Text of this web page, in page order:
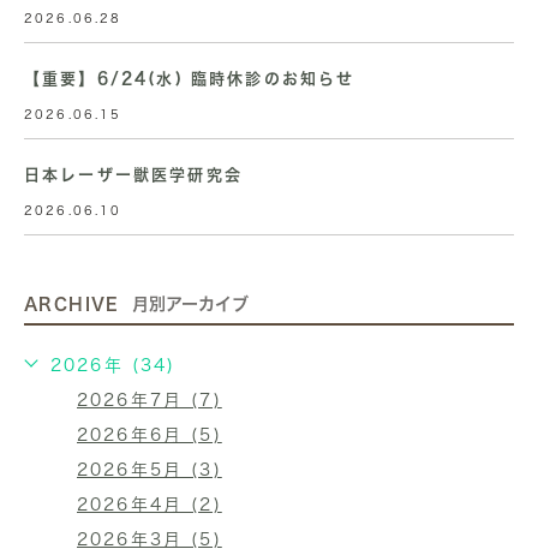
2026.06.28
【重要】6/24(水) 臨時休診のお知らせ
2026.06.15
日本レーザー獣医学研究会
2026.06.10
ARCHIVE 月別アーカイブ
2026年 (34)
2026年7月 (7)
2026年6月 (5)
2026年5月 (3)
2026年4月 (2)
2026年3月 (5)